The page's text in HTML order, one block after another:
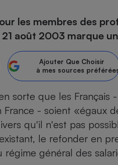
les membres des
août 2003 marque
Ajouter Que Choisir
à mes sources
sorte que les Français
- soient «égaux
qu'il n'est pas
le refonder en
général des
sèche-linge
mobile
Panneaux
photovoltaïques
smartphone
multifonction
portable
nettoyeur haute
mutuelle
des devis d’opticiens
Obsèques - Pompes
funèbres